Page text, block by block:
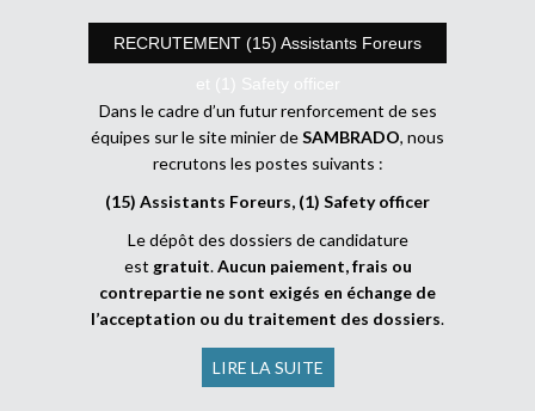
RECRUTEMENT (15) Assistants Foreurs
et (1) Safety officer
Dans le cadre d’un futur renforcement de ses
équipes sur le site minier deSAMBRADO, nous
recrutons les postes suivants :
(15) Assistants Foreurs, (1) Safety officer
Le dépôt des dossiers de candidature
est gratuit.Aucun paiement, frais ou
contrepartie ne sont exigés en échange de
l’acceptation ou du traitement des dossiers.
LIRE LA SUITE